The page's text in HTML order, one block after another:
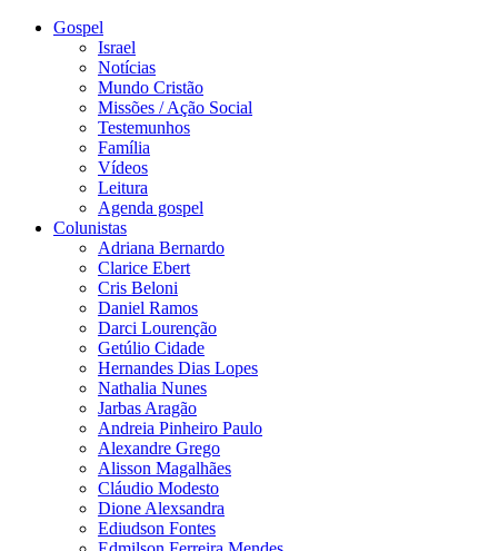
Gospel
Israel
Notícias
Mundo Cristão
Missões / Ação Social
Testemunhos
Família
Vídeos
Leitura
Agenda gospel
Colunistas
Adriana Bernardo
Clarice Ebert
Cris Beloni
Daniel Ramos
Darci Lourenção
Getúlio Cidade
Hernandes Dias Lopes
Nathalia Nunes
Jarbas Aragão
Andreia Pinheiro Paulo
Alexandre Grego
Alisson Magalhães
Cláudio Modesto
Dione Alexsandra
Ediudson Fontes